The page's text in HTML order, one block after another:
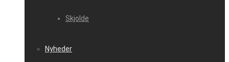
Skjolde
Nyheder